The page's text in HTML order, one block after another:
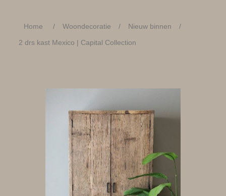
Home / Woondecoratie / Nieuw binnen
/
2 drs kast Mexico | Capital Collection